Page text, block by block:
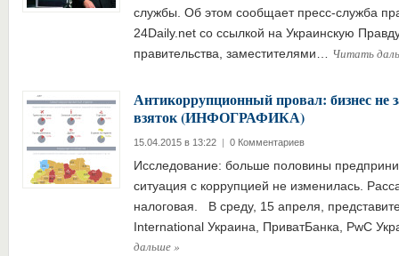
службы. Об этом сообщает пресс-служба
24Daily.net со ссылкой на Украинскую
правительства, заместителями… Читать
Антикоррупционный провал: бизнес не
взяток (ИНФОГРАФИКА)
15.04.2015 в 13:22 | 0 Комментариев
Исследование: больше половины
ситуация с коррупцией не изменилась.
налоговая. В среду, 15 апреля,
International Украина, ПриватБанка, PwC
дальше»